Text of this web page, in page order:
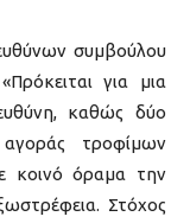
συμβούλου
για μια
καθώς δύο
τροφίμων
κοινό όραμα την
Στόχος